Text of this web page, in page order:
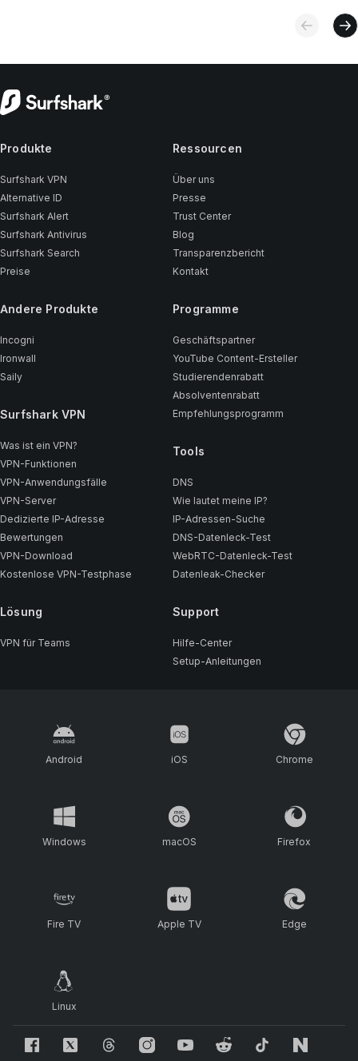
Produkte
Surfshark VPN
Alternative ID
Surfshark Alert
Surfshark Antivirus
Surfshark Search
Preise
Andere Produkte
Incogni
Ironwall
Saily
Surfshark VPN
Was ist ein VPN?
VPN-Funktionen
VPN-Anwendungsfälle
VPN-Server
Dedizierte IP-Adresse
Bewertungen
VPN-Download
Kostenlose VPN-Testphase
Lösung
VPN für Teams
Ressourcen
Über uns
Presse
Trust Center
Blog
Transparenzbericht
Kontakt
Programme
Geschäftspartner
YouTube Content-Ersteller
Studierendenrabatt
Absolventenrabatt
Empfehlungsprogramm
Tools
DNS
Wie lautet meine IP?
IP-Adressen-Suche
DNS-Datenleck-Test
WebRTC-Datenleck-Test
Datenleak-Checker
Support
Hilfe-Center
Setup-Anleitungen
Android iOS Chrome
Windows macOS Firefox
Fire TV Apple TV Edge
Linux